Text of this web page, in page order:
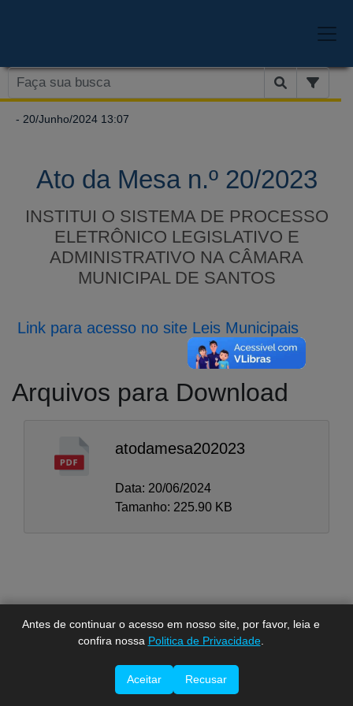
Antes de continuar o acesso em nosso site, por favor, leia e
confira nossa Politica de Privacidade.
Aceitar Recusar
- 20/Junho/2024 13:07
Ato da Mesa n.º 20/2023
INSTITUI O SISTEMA DE PROCESSO
ELETRÔNICO LEGISLATIVO E
ADMINISTRATIVO NA CÂMARA
MUNICIPAL DE SANTOS
Link para acesso no site Leis Municipais
Arquivos para Download
atodamesa202023
Data: 20/06/2024
Tamanho: 225.90 KB
Imprimir esta página.